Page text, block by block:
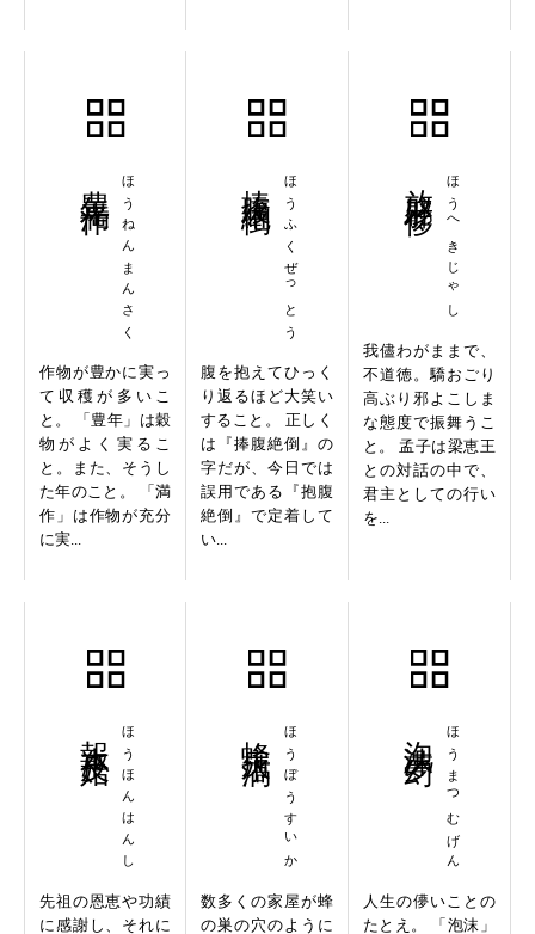
ほうねんまんさく
作物が豊かに実っ
て収穫が多いこ
と。 「豊年」は穀
物がよく実るこ
と。また、そうし
た年のこと。 「満
作」は作物が充分
に実...
ほうふくぜっとう
腹を抱えてひっく
り返るほど大笑い
すること。 正しく
は『捧腹絶倒』の
字だが、今日では
誤用である『抱腹
絶倒』で定着して
い...
ほうへきじゃし
我儘わがままで、
不道徳。驕おごり
高ぶり邪よこしま
な態度で振舞うこ
と。 孟子は梁恵王
との対話の中で、
君主としての行い
を...
ほうほんはんし
先祖の恩恵や功績
に感謝し、それに
ほうぼうすいか
数多くの家屋が蜂
の巣の穴のように
ほうまつむげん
人生の儚いことの
たとえ。 「泡沫」